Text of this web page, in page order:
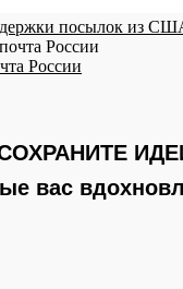
посылок из
России
вас